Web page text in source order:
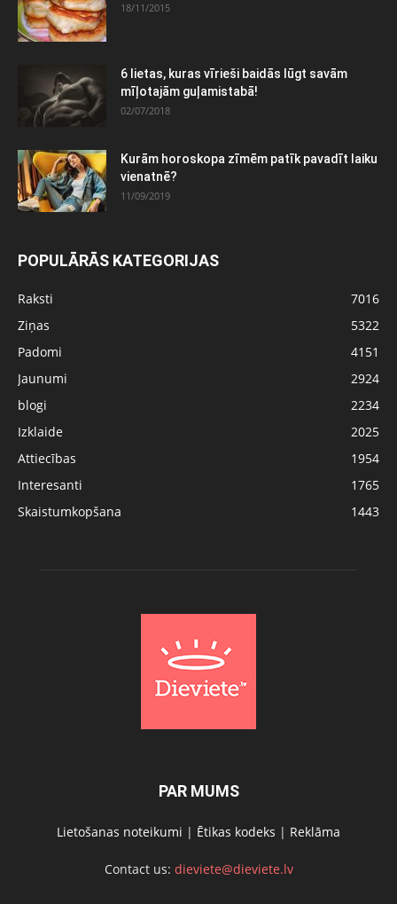
18/11/2015
6 lietas, kuras vīrieši baidās lūgt savām
mīļotajām guļamistabā!
02/07/2018
Kurām horoskopa zīmēm patīk pavadīt laiku
vienatnē?
11/09/2019
POPULĀRĀS KATEGORIJAS
Raksti
7016
Ziņas
5322
Padomi
4151
Jaunumi
2924
blogi
2234
Izklaide
2025
Attiecības
1954
Interesanti
1765
Skaistumkopšana
1443
PAR MUMS
Lietošanas noteikumi | Ētikas kodeks | Reklāma
Contact us: dieviete@dieviete.lv